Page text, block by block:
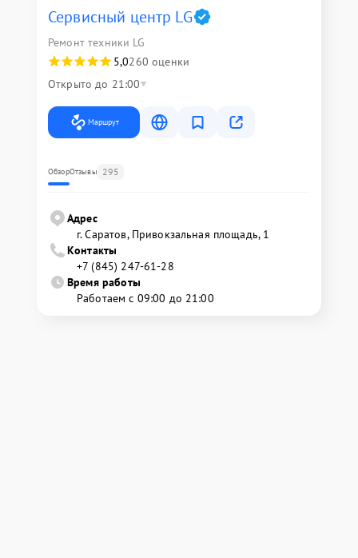
Сервисный центр LG
Ремонт техники LG
5,0260 оценки
Открыто до 21:00
Маршрут
ОбзорОтзывы 295
Адрес
г. Саратов, Привокзальная площадь, 1
Контакты
+7 (845) 247-61-28
Время работы
Работаем с 09:00 до 21:00